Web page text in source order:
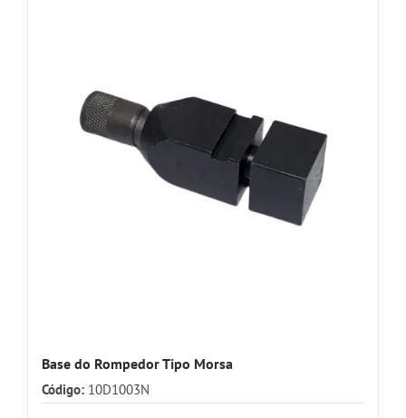
Base do Rompedor Tipo Morsa
Código: 10D1003N